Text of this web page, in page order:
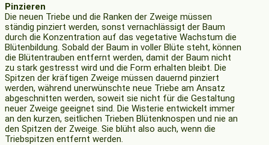
Pinzieren
Die neuen Triebe und die Ranken der Zweige müssen
ständig pinziert werden, sonst vernachlässigt der Baum
durch die Konzentration auf das vegetative Wachstum die
Blütenbildung. Sobald der Baum in voller Blüte steht, können
die Blütentrauben entfernt werden, damit der Baum nicht
zu stark gestresst wird und die Form erhalten bleibt. Die
Spitzen der kräftigen Zweige müssen dauernd pinziert
werden, während unerwünschte neue Triebe am Ansatz
abgeschnitten werden, soweit sie nicht für die Gestaltung
neuer Zweige geeignet sind. Die Wisterie entwickelt immer
an den kurzen, seitlichen Trieben Blütenknospen und nie an
den Spitzen der Zweige. Sie blüht also auch, wenn die
Triebspitzen entfernt werden.